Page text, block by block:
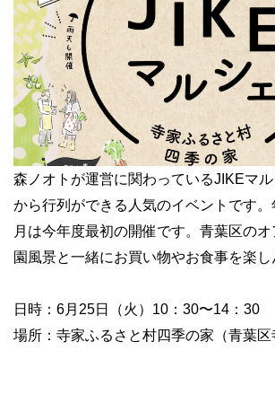
森ノオトが運営に関わっているJIKEマ
から行列ができる人気のイベントです
月は今年度最初の開催です。青葉区の
園風景と一緒にお買い物やお食事を楽し
日時：6月25日（火）10：30〜14：30
場所：寺家ふるさと村四季の家（青葉区